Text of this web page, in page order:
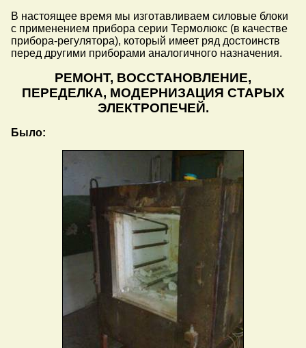
В настоящее время мы изготавливаем силовые блоки
с применением прибора серии Термолюкс (в качестве
прибора-регулятора), который имеет ряд достоинств
перед другими приборами аналогичного назначения.
РЕМОНТ, ВОССТАНОВЛЕНИЕ,
ПЕРЕДЕЛКА, МОДЕРНИЗАЦИЯ СТАРЫХ
ЭЛЕКТРОПЕЧЕЙ.
Было: